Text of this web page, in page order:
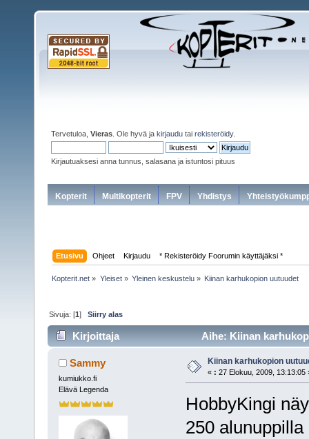
Tervetuloa, Vieras . Ole hyvä ja kirjaudu tai rekisteröidy.
Kirjautuaksesi anna tunnus, salasana ja istuntosi pituus
Kopterit Multikopterit FPV Yhdistys
Etusivu Ohjeet Kirjaudu * Rekisteröidy Foorumin käyttäjäksi *
Kopterit.net » Yleiset» Yleinen keskustelu» Kiinan karhukopion uutuudet
Sivuja: [1]Siirry alas
Kirjoittaja Aihe: Kiinan
Sammy
kumiukko.fi
Elävä Legenda
Kiinan karhukopion
« : 27 Elokuu, 2009, 13:13:05
HobbyKingi
250